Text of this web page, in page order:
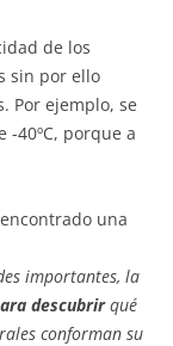
de los
sin por ello
Por ejemplo, se
40ºC, porque a
una
importantes, la
descubrirqué
conforman su